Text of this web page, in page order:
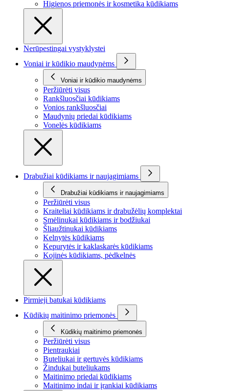
Higienos priemonės ir kosmetika kūdikiams
Nerūpestingai vystyklystei
Voniai ir kūdikio maudynėms
Voniai ir kūdikio maudynėms
Peržiūrėti visus
Rankšluosčiai kūdikiams
Vonios rankšluosčiai
Maudynių priedai kūdikiams
Vonelės kūdikiams
Drabužiai kūdikiams ir naujagimiams
Drabužiai kūdikiams ir naujagimiams
Peržiūrėti visus
Kraiteliai kūdikiams ir drabužėlių komplektai
Smėlinukai kūdikiams ir bodžiukai
Šliaužtinukai kūdikiams
Kelnytės kūdikiams
Kepurytės ir kaklaskarės kūdikiams
Kojinės kūdikiams, pėdkelnės
Pirmieji batukai kūdikiams
Kūdikių maitinimo priemonės
Kūdikių maitinimo priemonės
Peržiūrėti visus
Pientraukiai
Buteliukai ir gertuvės kūdikiams
Žindukai buteliukams
Maitinimo priedai kūdikiams
Maitinimo indai ir įrankiai kūdikiams